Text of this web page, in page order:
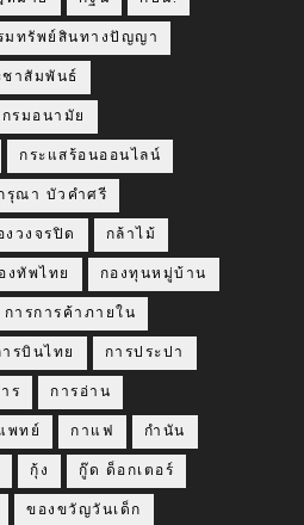
มทรัพย์สินทางปัญญา
ชาสัมพันธ์
กรมอนามัย
กระแสร้อนออนไลน์
รุณา บัวคำศรี
งวงจรปิด กล้าไม้
งทัพไทย กองทุนหมู่บ้าน
การการค้าภายใน
ารบินไทย การประปา
ร การอ่าน
พทย์ กาแฟ กำนัน
กุ้ง กู๊ด ด็อกเตอร์
ของขวัญวันเด็ก